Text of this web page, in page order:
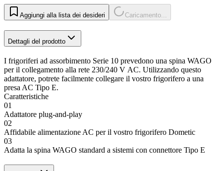
Aggiungi alla lista dei desideri Caricamento...
Dettagli del prodotto
I frigoriferi ad assorbimento Serie 10 prevedono una spina WAGO
per il collegamento alla rete 230/240 V AC. Utilizzando questo
adattatore, potrete facilmente collegare il vostro frigorifero a una
presa AC Tipo E.
Caratteristiche
01
Adattatore plug-and-play
02
Affidabile alimentazione AC per il vostro frigorifero Dometic
03
Adatta la spina WAGO standard a sistemi con connettore Tipo E